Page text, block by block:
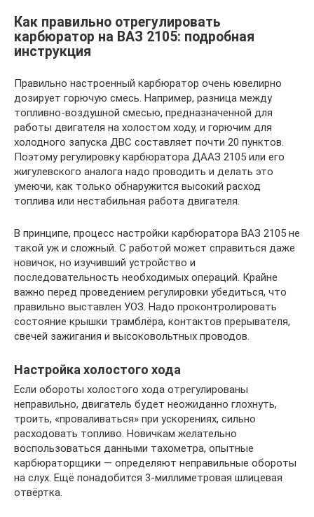
Как правильно отрегулировать
карбюратор на ВАЗ 2105: подробная
инструкция
Правильно настроенный карбюратор очень ювелирно
дозирует горючую смесь. Например, разница между
топливно-воздушной смесью, предназначенной для
работы двигателя на холостом ходу, и горючим для
холодного запуска ДВС составляет почти 20 пунктов.
Поэтому регулировку карбюратора ДААЗ 2105 или его
жигулевского аналога надо проводить и делать это
умеючи, как только обнаружится высокий расход
топлива или нестабильная работа двигателя.
В принципе, процесс настройки карбюратора ВАЗ 2105 не
такой уж и сложный. С работой может справиться даже
новичок, но изучивший устройство и
последовательность необходимых операций. Крайне
важно перед проведением регулировки убедиться, что
правильно выставлен УОЗ. Надо проконтролировать
состояние крышки трамблёра, контактов прерывателя,
свечей зажигания и высоковольтных проводов.
Настройка холостого хода
Если обороты холостого хода отрегулированы
неправильно, двигатель будет неожиданно глохнуть,
троить, «проваливаться» при ускорениях, сильно
расходовать топливо. Новичкам желательно
воспользоваться данными тахометра, опытные
карбюраторщики — определяют неправильные обороты
на слух. Ещё понадобится 3-миллиметровая шлицевая
отвёртка.